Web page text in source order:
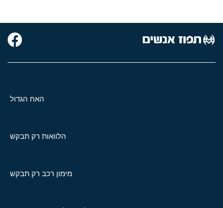
האח הגדול
הלוואות רק תבקש
מימון רכב רק תבקש